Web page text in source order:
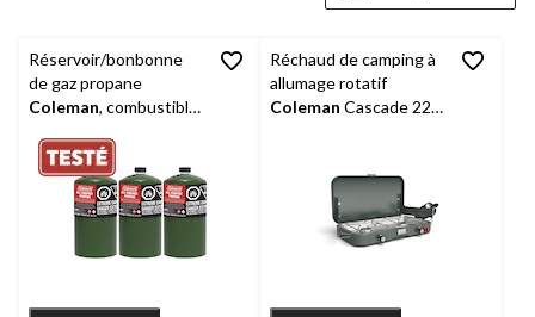
Réservoir/bonbonne
de gaz propane
Coleman, combustible
camping, lanternes et
appareils de chauffage,
16 oz, paq. 3
Réchaud de camping à
allumage rotatif
Coleman Cascade 222,